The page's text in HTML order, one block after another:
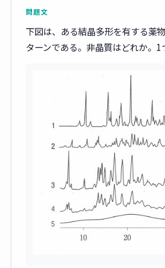
問題文
下図は、ある結晶多形を有する薬
ターンである。非晶質はどれか。1